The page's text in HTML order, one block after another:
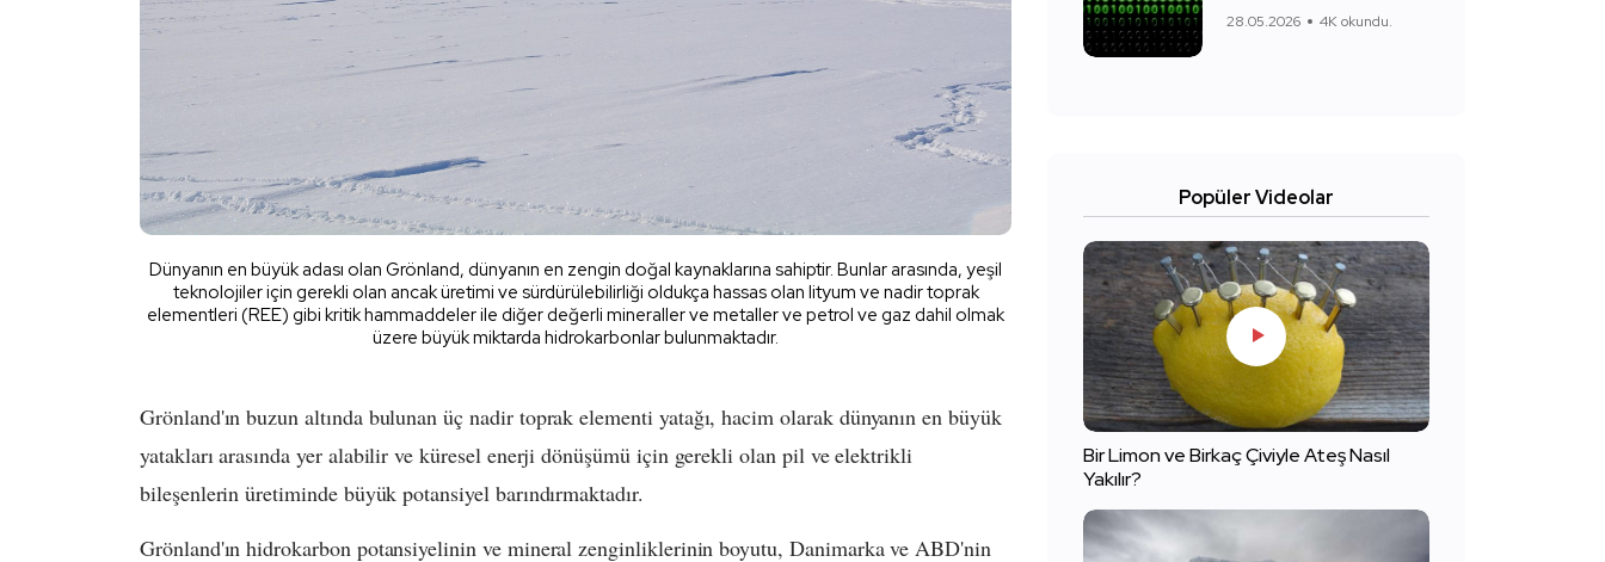
Dünyanın en büyük adası olan Grönland, dünyanın en zengin doğal kaynaklarına sahiptir. Bunlar arasında, yeşil
teknolojiler için gerekli olan ancak üretimi ve sürdürülebilirliği oldukça hassas olan lityum ve nadir toprak
elementleri (REE) gibi kritik hammaddeler ile diğer değerli mineraller ve metaller ve petrol ve gaz dahil olmak
üzere büyük miktarda hidrokarbonlar bulunmaktadır.
Grönland'ın buzun altında bulunan üç nadir toprak elementi yatağı, hacim olarak dünyanın en büyük
yatakları arasında yer alabilir ve küresel enerji dönüşümü için gerekli olan pil ve elektrikli
bileşenlerin üretiminde büyük potansiyel barındırmaktadır.
Grönland'ın hidrokarbon potansiyelinin ve mineral zenginliklerinin boyutu, Danimarka ve ABD'nin
28.05.2026 4K okundu.
Popüler Videolar
Bir Limon ve Birkaç Çiviyle Ateş Nasıl
Yakılır?